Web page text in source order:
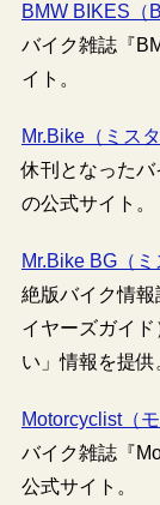
BMW BIKES（
バイク雑誌『
イト。
Mr.Bike（ミス
休刊となったバ
の公式サイト。
Mr.Bike BG（
絶版バイク情
イヤーズガイ
い」情報を提供
Motorcyclist（
バイク雑誌『
公式サイト。